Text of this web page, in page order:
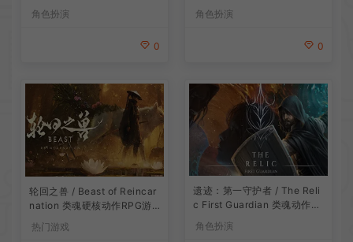
角色扮演
0
角色扮演
0
轮回之兽 / Beast of Reincar
nation 类魂硬核动作RPG游
热门游戏
遗迹：第一守护者 / The Reli
c First Guardian 类魂动作R
PG游戏
角色扮演